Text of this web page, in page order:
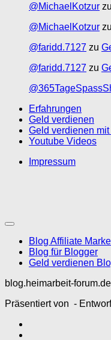
@MichaelKotzur zu
@MichaelKotzur zu
@faridd.7127 zu
@faridd.7127 zu
Erfahrungen
Geld verdienen
Geld verdienen mit
Youtube Videos
Impressum
Blog Affiliate
Blog für Blogger
Geld verdienen
blog.heimarbeit-
Präsentiert von -